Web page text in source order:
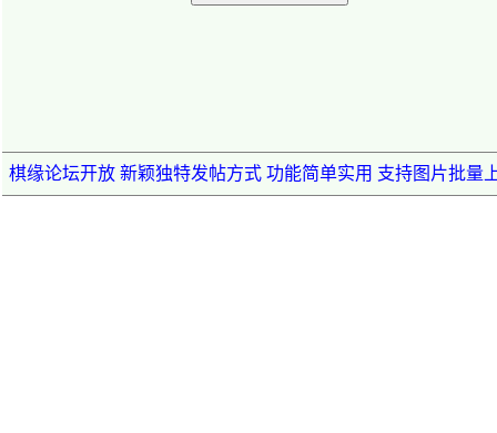
棋缘论坛开放 新颖独特发帖方式 功能简单实用 支持图片批量